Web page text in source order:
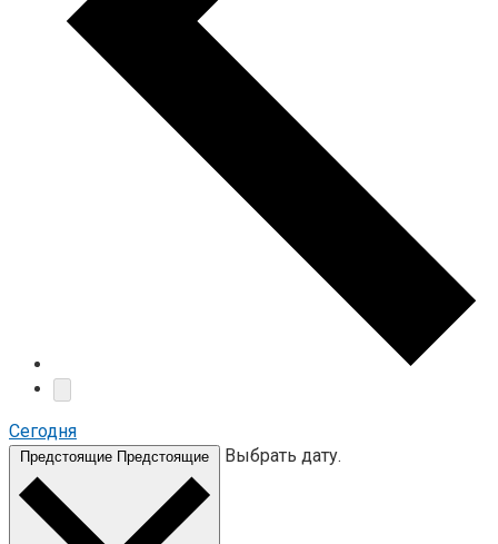
Cегодня
Предстоящие Предстоящие Выбрать дату.